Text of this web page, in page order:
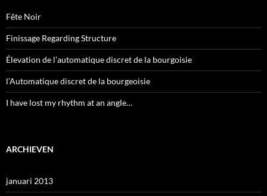
Fête Noir
Finissage Regarding Structure
Élevation de l’automatique discret de la bourgoisie
l’Automatique discret de la bourgeoisie
I have lost my rhythm at an angle…
ARCHIEVEN
januari 2013